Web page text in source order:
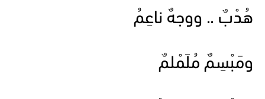
هُدْبٌ .. ووجهٌ ناعِمُ
ومَبْسِمٌ مُلَمْلمٌ